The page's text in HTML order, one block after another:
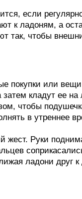
если
к ладоням, а
так, чтобы
покупки или
кладут ее на
чтобы
в утреннее
жест. Руки
ладони друг к